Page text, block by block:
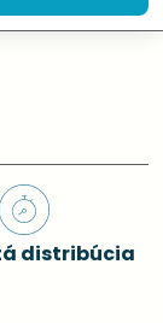
distribúcia